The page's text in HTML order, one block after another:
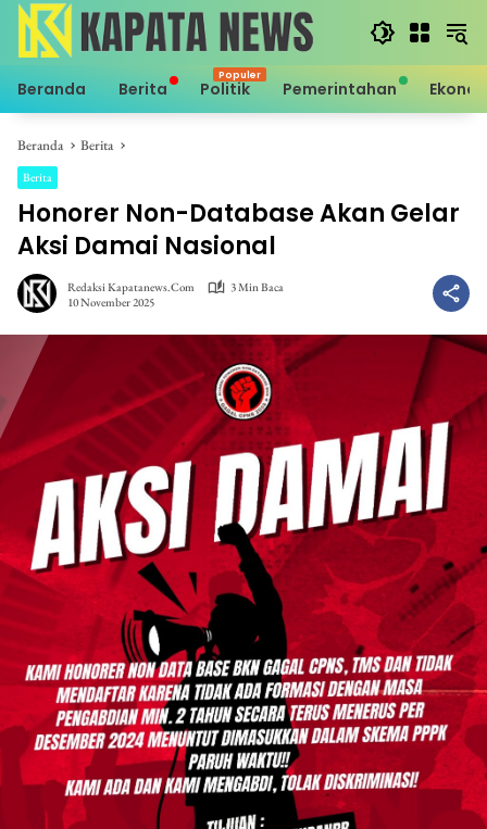
Langsung
konten
Beranda Berita Politik Pemerintahan
Beranda Berita
Berita
Honorer Non-Database Akan Gelar
Aksi Damai Nasional
Redaksi Kapatanews.com
3 Min Baca
10 November 2025